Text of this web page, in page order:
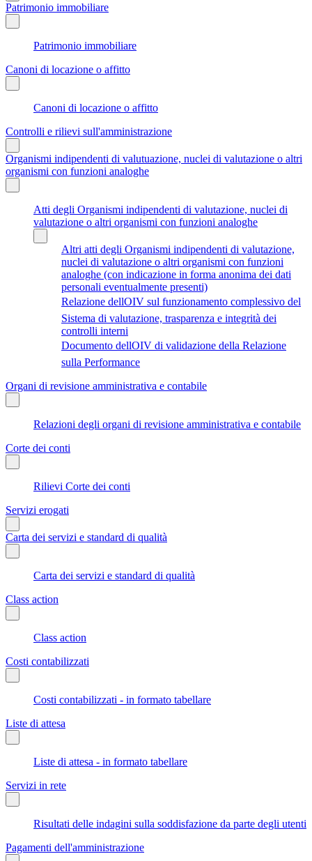
Patrimonio immobiliare
Patrimonio immobiliare
Canoni di locazione o affitto
Canoni di locazione o affitto
Controlli e rilievi sull'amministrazione
Organismi indipendenti di valutuazione, nuclei di valutazione o altri
organismi con funzioni analoghe
Atti degli Organismi indipendenti di valutazione, nuclei di
valutazione o altri organismi con funzioni analoghe
Altri atti degli Organismi indipendenti di valutazione,
nuclei di valutazione o altri organismi con funzioni
analoghe (con indicazione in forma anonima dei dati
personali eventualmente presenti)
Relazione dellOIV sul funzionamento complessivo del
Sistema di valutazione, trasparenza e integrità dei
controlli interni
Documento dellOIV di validazione della Relazione
sulla Performance
Organi di revisione amministrativa e contabile
Relazioni degli organi di revisione amministrativa e contabile
Corte dei conti
Rilievi Corte dei conti
Servizi erogati
Carta dei servizi e standard di qualità
Carta dei servizi e standard di qualità
Class action
Class action
Costi contabilizzati
Costi contabilizzati - in formato tabellare
Liste di attesa
Liste di attesa - in formato tabellare
Servizi in rete
Risultati delle indagini sulla soddisfazione da parte degli utenti
Pagamenti dell'amministrazione